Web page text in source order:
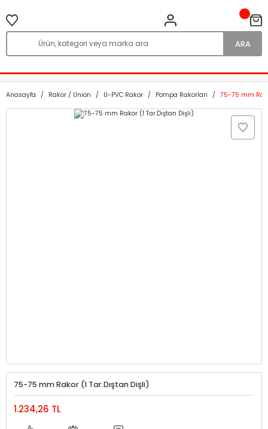
ARA
Anasayfa Rakor / Union U-PVC Rakor Pompa Rakorları 75-75 mm
75-75 mm Rakor (1 Tar.Dıştan Dişli)
1.234,26 TL